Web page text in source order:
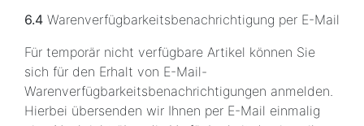
6.4 Warenverfügbarkeitsbenachrichtigung per E-Mail
Für temporär nicht verfügbare Artikel können Sie
sich für den Erhalt von E-Mail-
Warenverfügbarkeitsbenachrichtigungen anmelden.
Hierbei übersenden wir Ihnen per E-Mail einmalig